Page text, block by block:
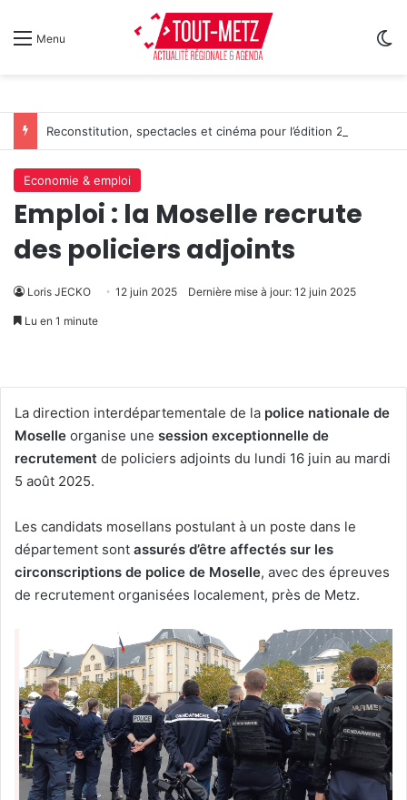
Menu
Economie & emploi
Emploi : la Moselle recrute
des policiers adjoints
Loris JECKO 12 juin 2025 Dernière mise à jour: 12 juin 2025
Lu en 1 minute
La direction interdépartementale de la police nationale de
Moselle organise une session exceptionnelle de
recrutement de policiers adjoints du lundi 16 juin au mardi
5 août 2025.
Les candidats mosellans postulant à un poste dans le
département sont assurés d’être affectés sur les
circonscriptions de police de Moselle, avec des épreuves
de recrutement organisées localement, près de Metz.